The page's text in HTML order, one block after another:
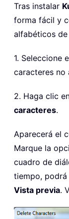
Tras instalar
forma fácil y
alfabéticos
1. Seleccione
caracteres no
2. Haga clic
caracteres.
Aparecerá el
Marque la
cuadro de
tiempo, podrá
Vista previa.